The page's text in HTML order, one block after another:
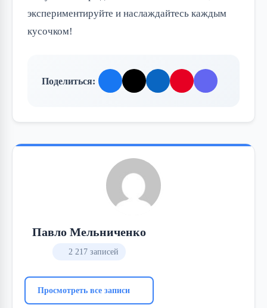
экспериментируйте и наслаждайтесь каждым
кусочком!
Поделиться:
Павло Мельниченко
2 217 записей
Просмотреть все записи